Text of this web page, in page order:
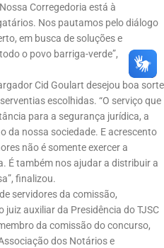
Corregedoria está à
Nos pautamos pelo diálogo
em busca de soluções e
o povo barriga-verde”,
Cid Goulart desejou boa sorte
escolhidas. “O serviço que
para a segurança jurídica, a
da nossa sociedade. E acrescento
não é somente exercer a
É também nos ajudar a distribuir a
finalizou.
servidores da comissão,
auxiliar da Presidência do TJSC
da comissão do concurso,
dos Notários e